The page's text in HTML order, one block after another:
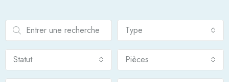
Type
Statut Pièces